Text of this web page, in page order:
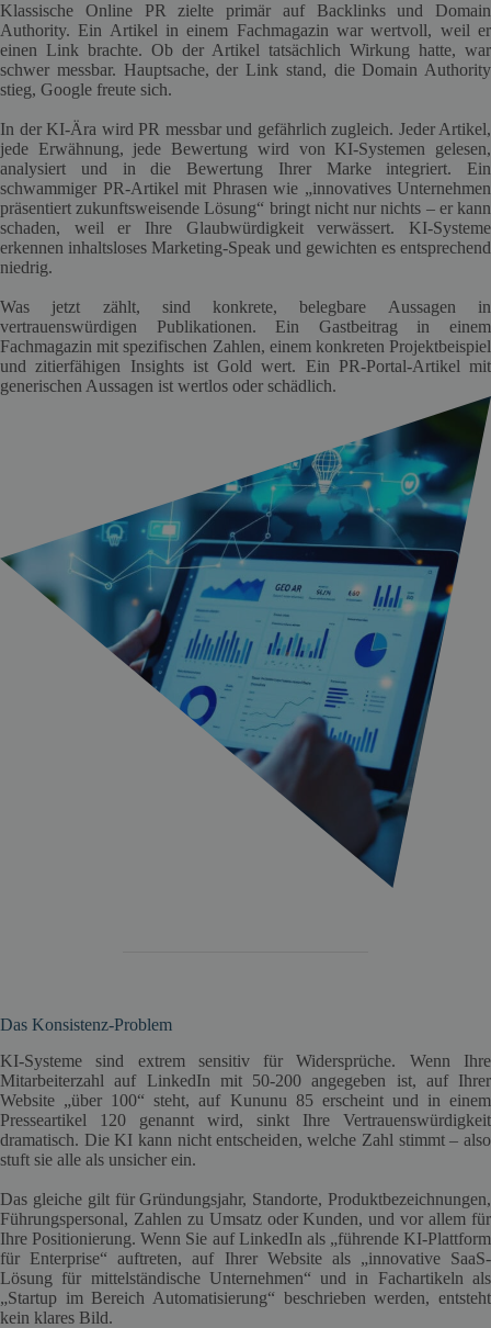
Klassische Online PR zielte primär auf Backlinks und Domain
Authority. Ein Artikel in einem Fachmagazin war wertvoll, weil er
einen Link brachte. Ob der Artikel tatsächlich Wirkung hatte, war
schwer messbar. Hauptsache, der Link stand, die Domain Authority
stieg, Google freute sich.
In der KI-Ära wird PR messbar und gefährlich zugleich. Jeder Artikel,
jede Erwähnung, jede Bewertung wird von KI-Systemen gelesen,
analysiert und in die Bewertung Ihrer Marke integriert. Ein
schwammiger PR-Artikel mit Phrasen wie „innovatives Unternehmen
präsentiert zukunftsweisende Lösung“ bringt nicht nur nichts – er kann
schaden, weil er Ihre Glaubwürdigkeit verwässert. KI-Systeme
erkennen inhaltsloses Marketing-Speak und gewichten es entsprechend
niedrig.
Was jetzt zählt, sind konkrete, belegbare Aussagen in
vertrauenswürdigen Publikationen. Ein Gastbeitrag in einem
Fachmagazin mit spezifischen Zahlen, einem konkreten Projektbeispiel
und zitierfähigen Insights ist Gold wert. Ein PR-Portal-Artikel mit
generischen Aussagen ist wertlos oder schädlich.
Das Konsistenz-Problem
KI-Systeme sind extrem sensitiv für Widersprüche. Wenn Ihre
Mitarbeiterzahl auf LinkedIn mit 50-200 angegeben ist, auf Ihrer
Website „über 100“ steht, auf Kununu 85 erscheint und in einem
Presseartikel 120 genannt wird, sinkt Ihre Vertrauenswürdigkeit
dramatisch. Die KI kann nicht entscheiden, welche Zahl stimmt – also
stuft sie alle als unsicher ein.
Das gleiche gilt für Gründungsjahr, Standorte, Produktbezeichnungen,
Führungspersonal, Zahlen zu Umsatz oder Kunden, und vor allem für
Ihre Positionierung. Wenn Sie auf LinkedIn als „führende KI-Plattform
für Enterprise“ auftreten, auf Ihrer Website als „innovative SaaS-
Lösung für mittelständische Unternehmen“ und in Fachartikeln als
„Startup im Bereich Automatisierung“ beschrieben werden, entsteht
kein klares Bild.